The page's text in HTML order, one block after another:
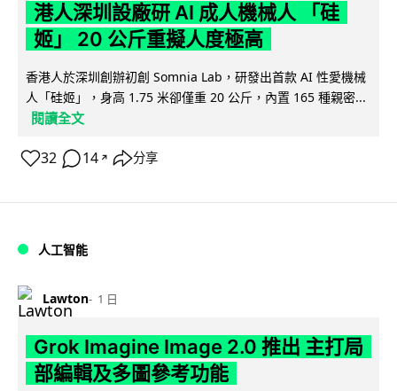
港人深圳設廠研 AI 成人機械人 「硅
姬」 20 公斤重擬人度極高
香港人於深圳創辦初創 Somnia Lab，研發出首款 AI 性愛機械
人「硅姬」，身高 1.75 米卻僅重 20 公斤，內置 165 種親密...
閱讀全文
32 14 ↗ 分享
人工智能
Lawton 1 日
Grok Imagine Image 2.0 推出 主打局
部編輯及多圖參考功能